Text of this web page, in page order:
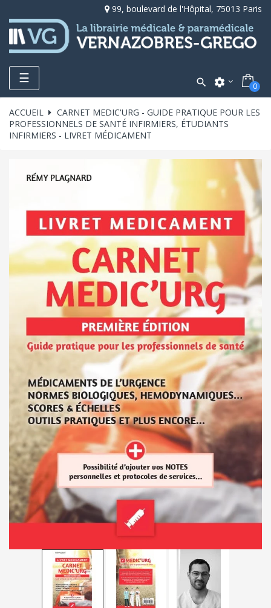
99, boulevard de l'Hôpital, 75013 Paris
Toggle
navigation
☰  settings 0
ACCUEIL
CARNET MEDIC'URG - GUIDE PRATIQUE POUR LES
PROFESSIONNELS DE SANTÉ INFIRMIERS, ÉTUDIANTS
INFIRMIERS - LIVRET MÉDICAMENT